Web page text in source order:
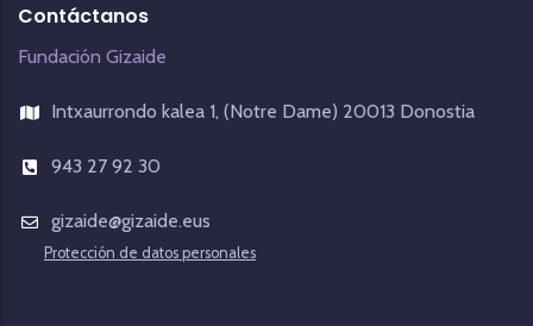
Contáctanos
Fundación Gizaide
Intxaurrondo kalea 1, (Notre Dame) 20013 Donostia
943 27 92 30
gizaide@gizaide.eus
Protección de datos personales